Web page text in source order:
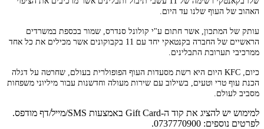
האהוב של העוף שלנו עד היום.
עותק של המתכון, אשר חתום ע"י קולונל סנדרס, שמור בכספת במשרדים
הראשיים של החברה בקנטאקי יחד עם 11 בקבוקונים אשר מכילים את כל אחד
ממרכיבי תערובת התבלינים.
כיום, KFC היום היא רשת מסעדות העוף הפופולרית בעולם, שחרטה על דגלה
הכנת עוף טרי וטעים, בשילוב עם שירות מעולה וחדשנות עבור מיליוני משפחות
מסביב לעולם.
למימוש יש להציג את קוד ה-Gift Card באמצעות SMS/מייל/דף מודפס.
לפרטים נוספים: 0737770900.